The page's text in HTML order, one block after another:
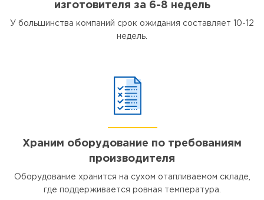
изготовителя за 6-8 недель
У большинства компаний срок ожидания составляет 10-12
недель.
Храним оборудование по требованиям
производителя
Оборудование хранится на сухом отапливаемом складе,
где поддерживается ровная температура.